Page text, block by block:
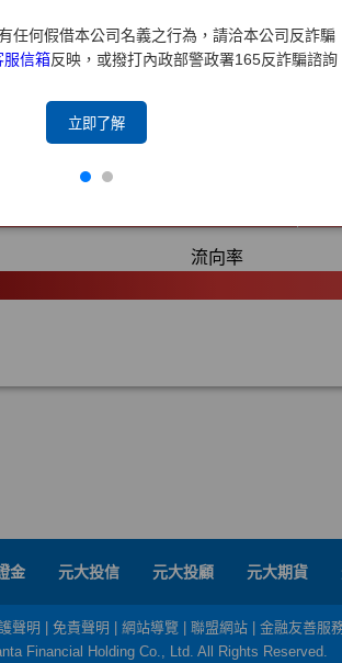
任何假借本公司名義之行為，請洽本公司反詐騙
服信箱反映，或撥打內政部警政署165反詐騙諮詢
立即了解
金 元大投信 元大投顧 元大期貨
聲明 免責聲明 網站導覽 聯盟網站
金融友善服
Financial Holding Co., Ltd. All Rights Reserved.